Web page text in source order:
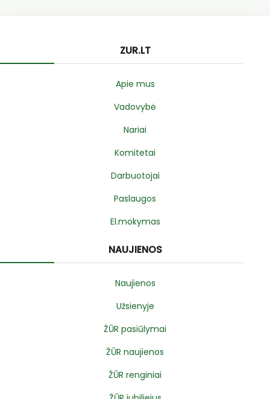
ZUR.LT
Apie mus
Vadovybė
Nariai
Komitetai
Darbuotojai
Paslaugos
El.mokymas
NAUJIENOS
Naujienos
Užsienyje
ŽŪR pasiūlymai
ŽŪR naujienos
ŽŪR renginiai